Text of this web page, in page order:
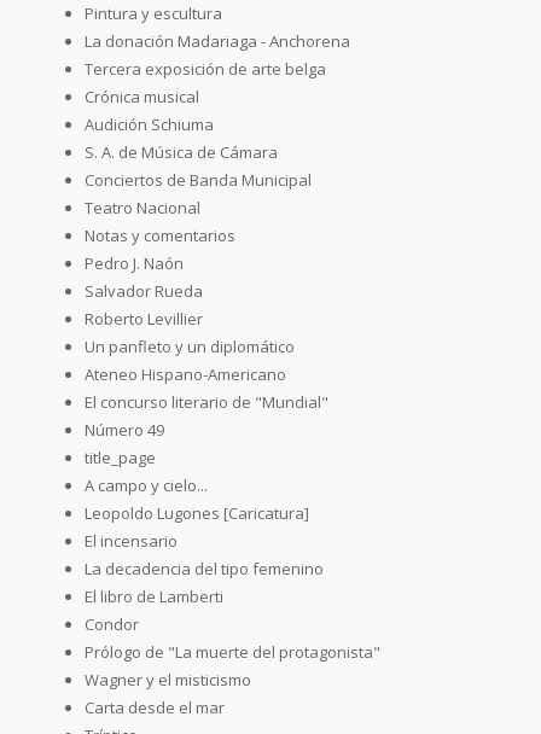
Pintura y escultura
La donación Madariaga - Anchorena
Tercera exposición de arte belga
Crónica musical
Audición Schiuma
S. A. de Música de Cámara
Conciertos de Banda Municipal
Teatro Nacional
Notas y comentarios
Pedro J. Naón
Salvador Rueda
Roberto Levillier
Un panfleto y un diplomático
Ateneo Hispano-Americano
El concurso literario de "Mundial"
Número 49
title_page
A campo y cielo...
Leopoldo Lugones [Caricatura]
El incensario
La decadencia del tipo femenino
El libro de Lamberti
Condor
Prólogo de "La muerte del protagonista"
Wagner y el misticismo
Carta desde el mar